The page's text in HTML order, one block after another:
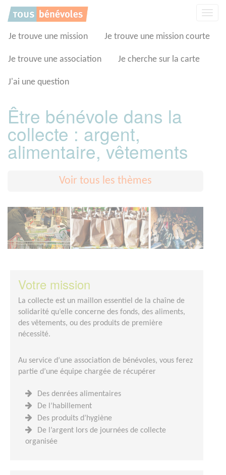
Je trouve une mission Je trouve une mission courte
Je trouve une association Je cherche sur la carte
J'ai une question
Être bénévole dans la
collecte : argent,
alimentaire, vêtements
Voir tous les thèmes
Votre mission
La collecte est un maillon essentiel de la chaîne de
solidarité qu’elle concerne des fonds, des aliments,
des vêtements, ou des produits de première
nécessité.
Au service d’une association de bénévoles, vous ferez
partie d’une équipe chargée de récupérer
Des denrées alimentaires
De l’habillement
Des produits d’hygiène
De l’argent lors de journées de collecte
organisée
Panneau de gestion des cookies